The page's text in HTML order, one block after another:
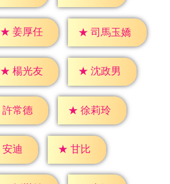
★ 姜厚任 ★ 司馬玉嬌
★ 楊光友 ★ 沈政男
許常德 ★ 徐莉玲
安迪 ★ 甘比